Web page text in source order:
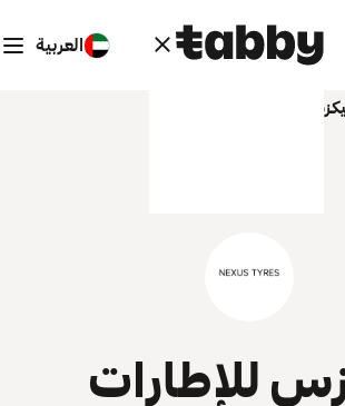
العربية
للإطارات
للإطارات